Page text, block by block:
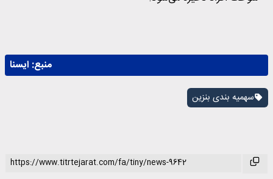
منبع: ايسنا
سهمیه بندی بنزین